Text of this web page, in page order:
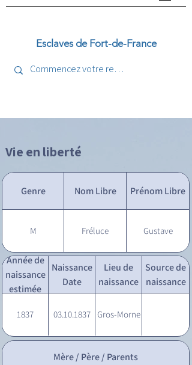
Esclaves de Fort-de-France
Vie en liberté
Genre Nom Libre Prénom Libre
M Fréluce Gustave
Année de
naissance
estimée
Naissance
Date
Lieu de
naissance
Source de
naissance
1837 03.10.1837 Gros-Morne
Mère / Père / Parents